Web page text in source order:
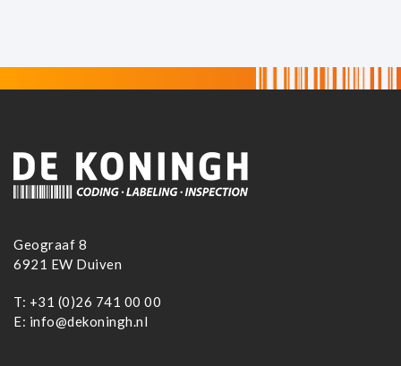
Geograaf 8
6921 EW Duiven
T: +31 (0)26 741 00 00
E: info@dekoningh.nl